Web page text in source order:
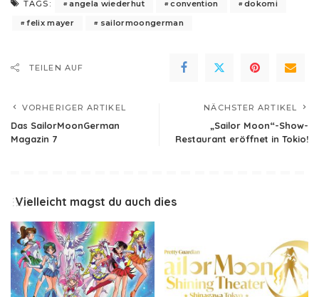
TAGS: angela wiederhut convention
dokomi
felix mayer
sailormoongerman
TEILEN AUF
VORHERIGER ARTIKEL
Das SailorMoonGerman
Magazin 7
NÄCHSTER ARTIKEL
„Sailor Moon“-Show-
Restaurant eröffnet in Tokio!
Vielleicht magst du auch dies